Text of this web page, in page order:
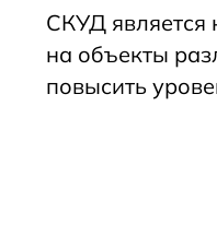
СКУД является
на объекты
повысить